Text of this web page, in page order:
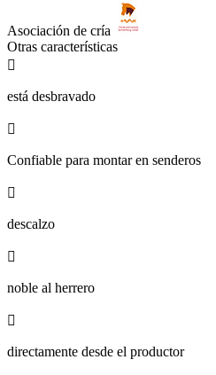
Asociación de cría
Otras características

está desbravado

Confiable para montar en senderos

descalzo

noble al herrero

directamente desde el productor